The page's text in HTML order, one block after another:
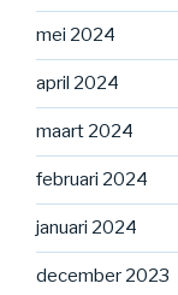
mei 2024
april 2024
maart 2024
februari 2024
januari 2024
december 2023